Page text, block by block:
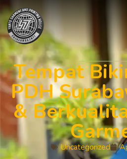
Tempat
PDH
&
Uncategorized